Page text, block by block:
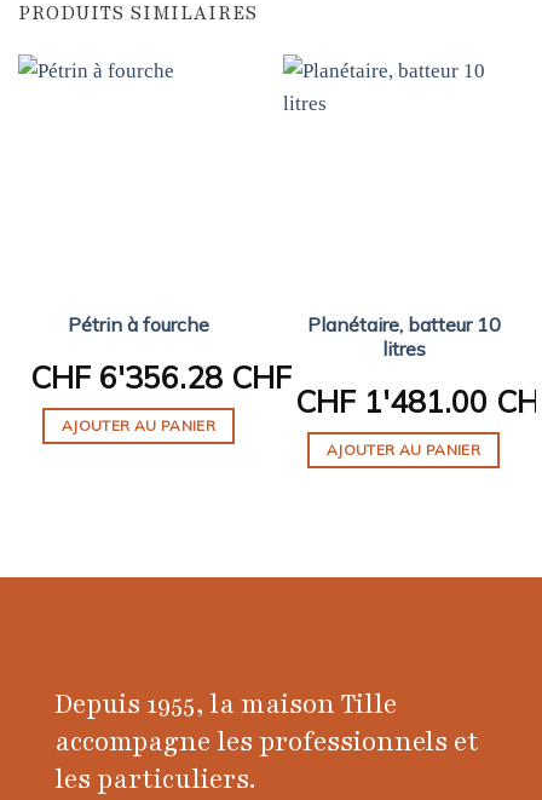
PRODUITS SIMILAIRES
Pétrin à fourche
CHF6'356.28 CHF
AJOUTER AU PANIER
Planétaire, batteur 10
litres
CHF1'481.00
AJOUTER AU PANIER
Depuis 1955, la maison Tille
accompagne les professionnels et
les particuliers.